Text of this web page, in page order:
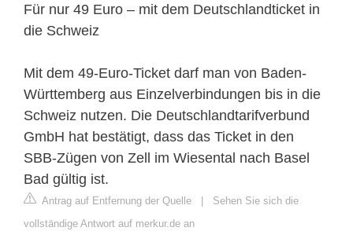
Für nur 49 Euro – mit dem Deutschlandticket in
die Schweiz
Mit dem 49-Euro-Ticket darf man von Baden-
Württemberg aus Einzelverbindungen bis in die
Schweiz nutzen. Die Deutschlandtarifverbund
GmbH hat bestätigt, dass das Ticket in den
SBB-Zügen von Zell im Wiesental nach Basel
Bad gültig ist.
Antrag auf Entfernung der Quelle | Sehen Sie sich die
vollständige Antwort auf merkur.de an